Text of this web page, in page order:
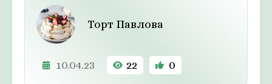
Торт Павлова
10.04.23 22 0